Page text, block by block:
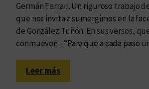
Germán Ferrari. Un riguroso trabajo
que nos invita a sumergirnos en la
de González Tuñón. En sus versos,
conmueven –“Para que a cada paso
Leer más:
E